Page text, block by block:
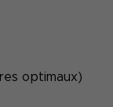
optimaux)